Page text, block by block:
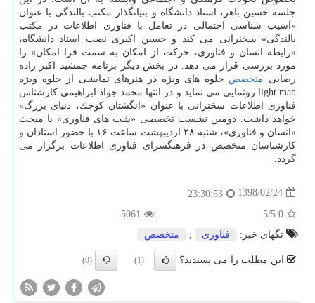
جلسه حسین باهر، استاد دانشگاه و بنیانگذار مكتب بالندگی با عنوان
«آسیب شناسی احتمالی در تعامل با فناوری اطلاعات در مكتب
بالندگی» سخنرانی می كند و حسین اكبری نصب استاد دانشگاه،
«رابطه انسان و فناوری، حركت از امكان به سمت فرا امكان» را
مورد بررسی قرار می دهد. در بخش دیگر برنامه جمشید اكبر زاده
رضایی متخصص جلوه های ویژه در هنرهای نمایشی از جلوه ویژه
light man رونمایی می نماید و در انتها محمد جواد ابراهیمی كارشناس
فناوری اطلاعات سخنرانی با عنوان «انگشتان كوچك، دنیای بزرگ»
خواهد داشت. دومین نشست تخصصی «شب های فناوری» با مبحث
«انسان و فناوری»، شنبه ۲۸ اردیبهشت ساعت ۱۶ با حضور استادان و
كارشناسان متخصص در فرهنگسرای فناوری اطلاعات برگزار می
گردد.
1398/02/24
23:30:53
5.0
/5
5061
تگهای خبر:
فناوری متخصص
این مطلب را می پسندید؟ (1)
(0)